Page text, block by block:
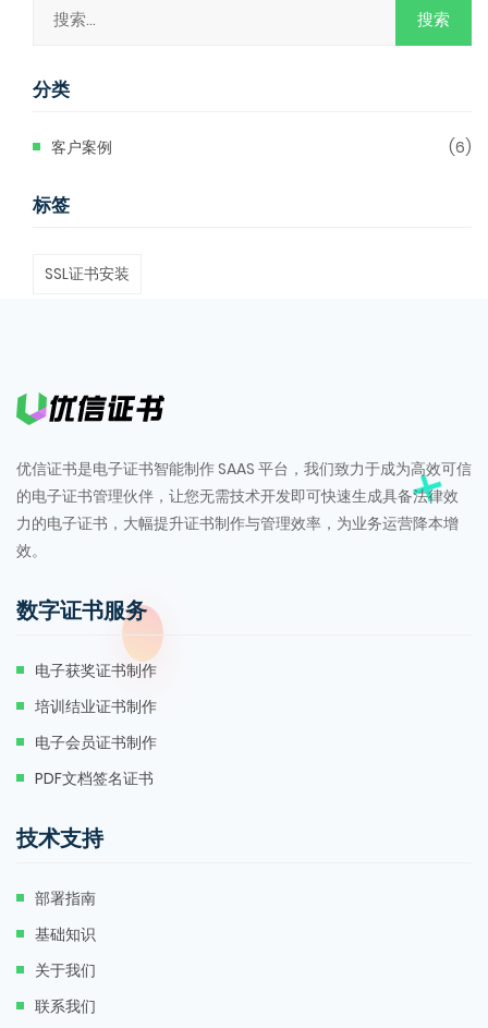
分类
客户案例 (6)
标签
SSL证书安装
优信证书是电子证书智能制作 SAAS 平台，我们致力于成为高效可信
的电子证书管理伙伴，让您无需技术开发即可快速生成具备法律效
力的电子证书，大幅提升证书制作与管理效率，为业务运营降本增
效。
数字证书服务
电子获奖证书制作
培训结业证书制作
电子会员证书制作
PDF文档签名证书
技术支持
部署指南
基础知识
关于我们
联系我们